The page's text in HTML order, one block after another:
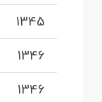
1345
1346
1346